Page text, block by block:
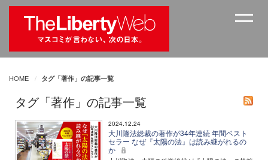
HOME タグ「著作」の記事一覧
タグ「著作」の記事一覧
2024.12.24
大川隆法総裁の著作が34年連続 年間ベスト
セラー なぜ『太陽の法』は読み継がれるの
か